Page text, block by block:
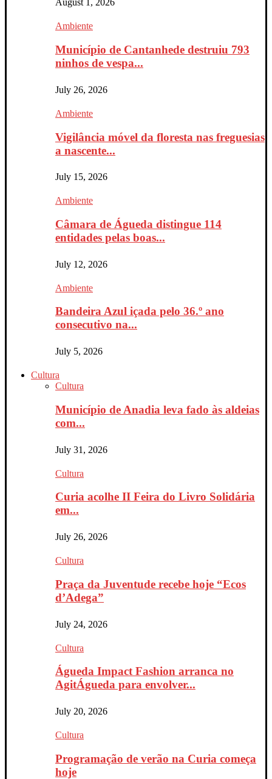
August 1, 2026
Ambiente
Município de Cantanhede destruiu 793
ninhos de vespa...
July 26, 2026
Ambiente
Vigilância móvel da floresta nas freguesias
a nascente...
July 15, 2026
Ambiente
Câmara de Águeda distingue 114
entidades pelas boas...
July 12, 2026
Ambiente
Bandeira Azul içada pelo 36.º ano
consecutivo na...
July 5, 2026
Cultura
Cultura
Município de Anadia leva fado às aldeias
com...
July 31, 2026
Cultura
Curia acolhe II Feira do Livro Solidária
em...
July 26, 2026
Cultura
Praça da Juventude recebe hoje “Ecos
d’Adega”
July 24, 2026
Cultura
Águeda Impact Fashion arranca no
AgitÁgueda para envolver...
July 20, 2026
Cultura
Programação de verão na Curia começa
hoje